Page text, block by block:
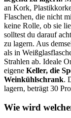
an Kork,
Flaschen, die nicht
keine Rolle, ob sie
solltest du darauf
zu lagern. Aus
als in
Strahlen ab. Ideale
eigene Keller, die
Weinkühlschrank.
lagern, beträgt 30
Wie wird